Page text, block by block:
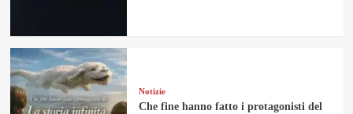
Notizie
Che fine hanno fatto i protagonisti del